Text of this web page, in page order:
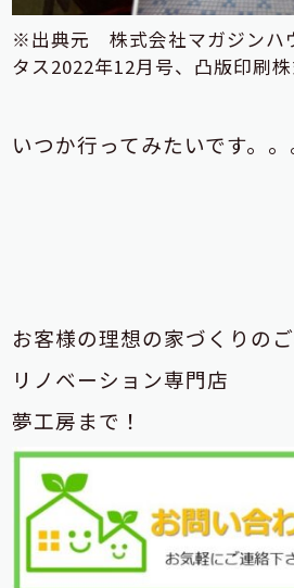
※出典元 株式会社マガジンハ
タス2022年12月号、凸版印刷
いつか行ってみたいです。。
お客様の理想の家づくりの
リノベーション専門店
夢工房まで！